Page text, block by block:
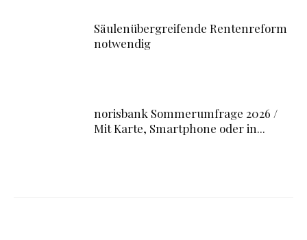
Säulenübergreifende Rentenreform
notwendig
norisbank Sommerumfrage 2026 /
Mit Karte, Smartphone oder in...